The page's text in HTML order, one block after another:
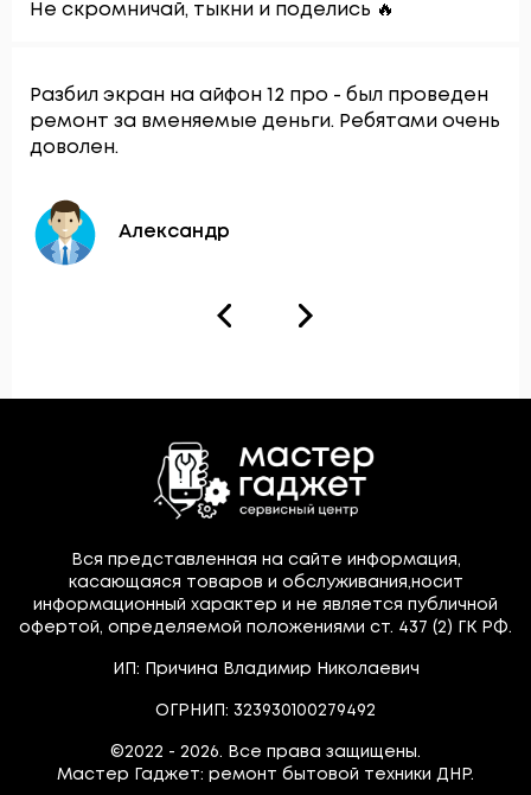
Не скромничай, тыкни и поделись 🔥
Разбил экран на айфон 12 про - был проведен
ремонт за вменяемые деньги. Ребятами очень
доволен.
Александр
Вся представленная на сайте информация,
касающаяся товаров и обслуживания,носит
информационный характер и не является публичной
офертой, определяемой положениями ст. 437 (2) ГК РФ.
ИП: Причина Владимир Николаевич
ОГРНИП: 323930100279492
©2022 - 2026. Все права защищены.
Мастер Гаджет: ремонт бытовой техники ДНР.